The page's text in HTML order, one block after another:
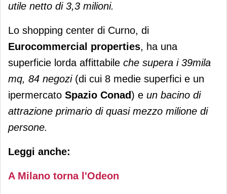
utile netto di 3,3 milioni.
Lo shopping center di Curno, di
Eurocommercial properties, ha una
superficie lorda affittabile che supera i 39mila
mq, 84 negozi(di cui 8 medie superfici e un
ipermercato Spazio Conad) e un bacino di
attrazione primario di quasi mezzo milione di
persone.
Leggi anche:
A Milano torna l'Odeon